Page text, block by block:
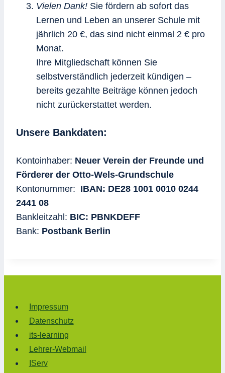
Vielen Dank! Sie fördern ab sofort das
Lernen und Leben an unserer Schule mit
jährlich 20 €, das sind nicht einmal 2 € pro
Monat.
Ihre Mitgliedschaft können Sie
selbstverständlich jederzeit kündigen –
bereits gezahlte Beiträge können jedoch
nicht zurückerstattet werden.
Unsere Bankdaten:
Kontoinhaber: Neuer Verein der Freunde und
Förderer der Otto-Wels-Grundschule
Kontonummer: IBAN: DE28 1001 0010 0244
2441 08
Bankleitzahl: BIC: PBNKDEFF
Bank: Postbank Berlin
Impressum
Datenschutz
its-learning
Lehrer-Webmail
IServ